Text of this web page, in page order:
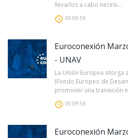
llevarlos a cabo necesi...
00:09:59
Euroconexión
- UNAV
La Unión Europea otorga
(Fondo Europeo de
promover una transición
00:09:59
Euroconexión